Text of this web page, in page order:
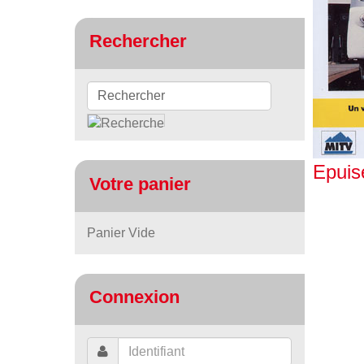
Rechercher
Votre panier
Panier Vide
Connexion